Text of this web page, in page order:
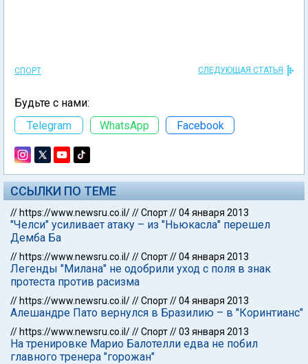
СПОРТ СЛЕДУЮЩАЯ СТАТЬЯ
Будьте с нами:
Telegram
WhatsApp Facebook
ССЫЛКИ ПО ТЕМЕ
// https://www.newsru.co.il///Спорт//04 января 2013
"Челси" усиливает атаку – из "Ньюкасла" перешел
Демба Ба
// https://www.newsru.co.il///Спорт//04 января 2013
Легенды "Милана" не одобрили уход с поля в знак
протеста против расизма
// https://www.newsru.co.il///Спорт//04 января 2013
Алешандре Пато вернулся в Бразилию – в "Коринтианс"
// https://www.newsru.co.il///Спорт//03 января 2013
На тренировке Марио Балотелли едва не побил
главного тренера "горожан"